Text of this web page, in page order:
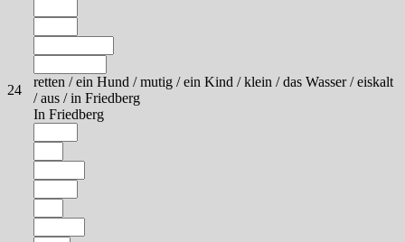
24
retten / ein Hund / mutig / ein Kind / klein / das Wasser / eiskalt
/ aus / in Friedberg
In Friedberg